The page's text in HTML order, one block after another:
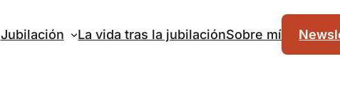
Jubilación La vida tras la jubilaciónSobre mí